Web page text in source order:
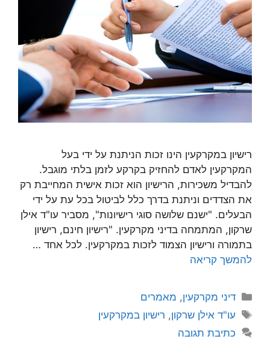
רישיון במקרקעין הינו זכות הניתנת על ידי בעל
המקרקעין לאדם להחזיק בקרקע לזמן בלתי מוגבל.
להבדיל משכירות, הרישיון הוא זכות אישית המחייבת רק
את הצדדים וניתנת בדרך כלל לביטול בכל עת על ידי
הבעלים. "ישנם שלושה סוגי רישיונות", מסביר עו"ד אילן
שרקון, המתמחה בדיני מקרקעין. "רישיון חינם, רישיון
בתמורה ורישיון הצמוד לזכות במקרקעין. לכל אחד …
להמשך קריאה
קטגוריות
דיני מקרקעין, מאמרים
תגיות
עו"ד אילן שרקון, רישיון במקרקעין
כתיבת תגובה